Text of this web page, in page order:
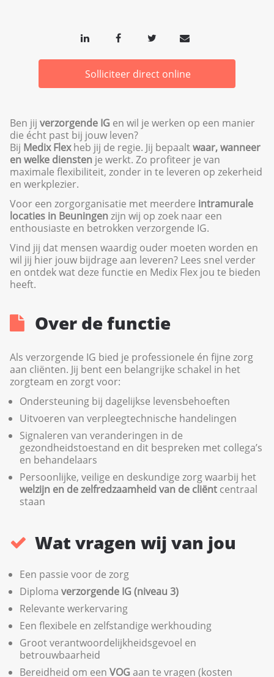
Solliciteer direct online
Ben jij verzorgende IG en wil je werken op een manier
die écht past bij jouw leven?
Bij Medix Flex heb jij de regie. Jij bepaaltwaar, wanneer
en welke diensten je werkt. Zo profiteer je van
maximale flexibiliteit, zonder in te leveren op zekerheid
en werkplezier.
Voor een zorgorganisatie met meerdere intramurale
locaties in Beuningenzijn wij op zoek naar een
enthousiaste en betrokken verzorgende IG.
Vind jij dat mensen waardig ouder moeten worden en
wil jij hier jouw bijdrage aan leveren? Lees snel verder
en ontdek wat deze functie en Medix Flex jou te bieden
heeft.
Over de functie
Als verzorgende IG bied je professionele én fijne zorg
aan cliënten. Jij bent een belangrijke schakel in het
zorgteam en zorgt voor:
Ondersteuning bij dagelijkse levensbehoeften
Uitvoeren van verpleegtechnische handelingen
Signaleren van veranderingen in de
gezondheidstoestand en dit bespreken met collega’s
en behandelaars
Persoonlijke, veilige en deskundige zorg waarbij het
welzijn en de zelfredzaamheid van de cliënt centraal
staan
Wat vragen wij van jou
Een passie voor de zorg
Diploma verzorgende IG (niveau 3)
Relevante werkervaring
Een flexibele en zelfstandige werkhouding
Groot verantwoordelijkheidsgevoel en
betrouwbaarheid
Bereidheid om een VOG aan te vragen (kosten